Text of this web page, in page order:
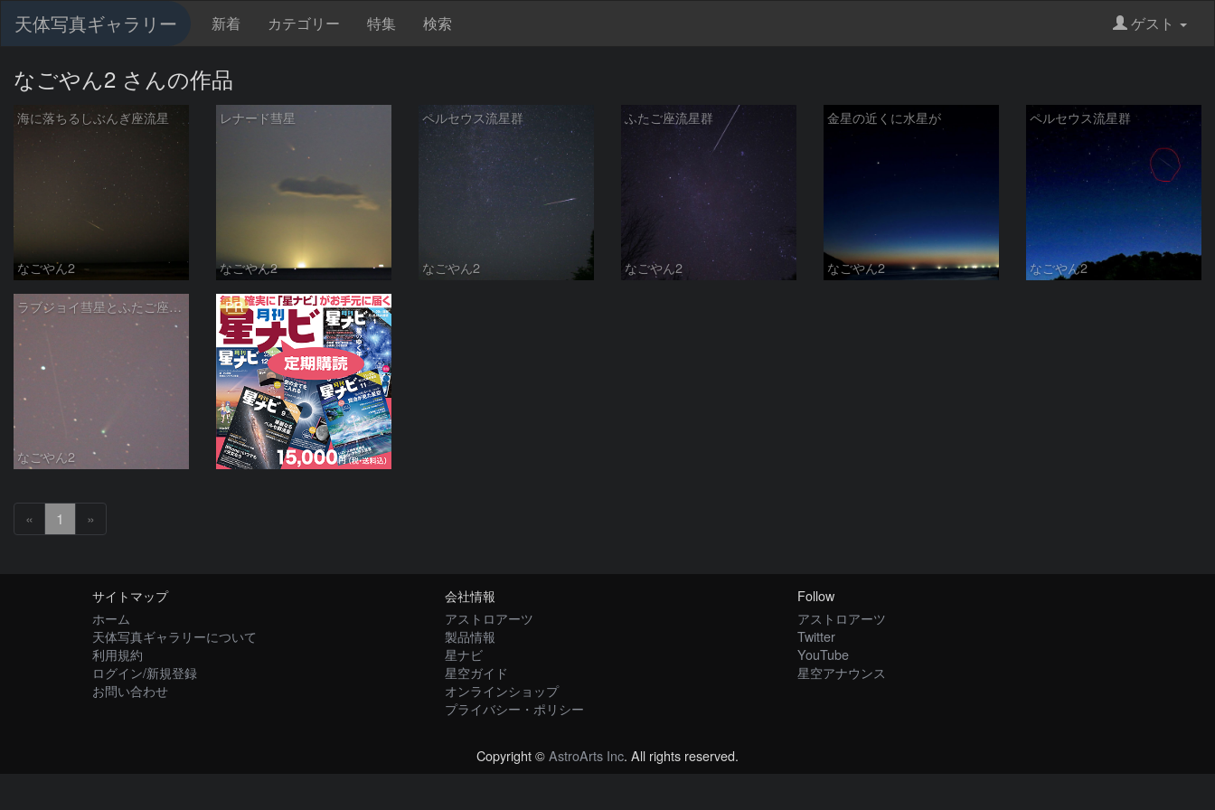
天体写真ギャラリー 新着 カテゴリー 特集 検索 ゲスト
なごやん2 さんの作品
海に落ちるしぶんぎ座流星
なごやん2
レナード彗星
なごやん2
ペルセウス流星群
なごやん2
ふたご座流星群
なごやん2
金星の近くに水星が
なごやん2
ペルセウス流星群
なごやん2
ラブジョイ彗星とふたご座流星 知多半島で
なごやん2
PR
« 1 »
サイトマップ
ホーム
天体写真ギャラリーについて
利用規約
ログイン/新規登録
お問い合わせ
会社情報
アストロアーツ
製品情報
星ナビ
星空ガイド
オンラインショップ
プライバシー・ポリシー
Follow
アストロアーツ
Twitter
YouTube
星空アナウンス
Copyright ©AstroArts Inc. All rights reserved.